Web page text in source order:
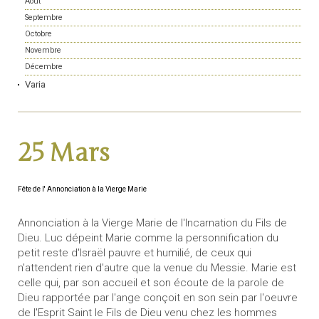
Septembre
Octobre
Novembre
Décembre
Varia
25 Mars
Fête de l' Annonciation à la Vierge Marie
Annonciation à la Vierge Marie de l'Incarnation du Fils de
Dieu. Luc dépeint Marie comme la personnification du
petit reste d'Israël pauvre et humilié, de ceux qui
n'attendent rien d'autre que la venue du Messie. Marie est
celle qui, par son accueil et son écoute de la parole de
Dieu rapportée par l'ange conçoit en son sein par l'oeuvre
de l'Esprit Saint le Fils de Dieu venu chez les hommes